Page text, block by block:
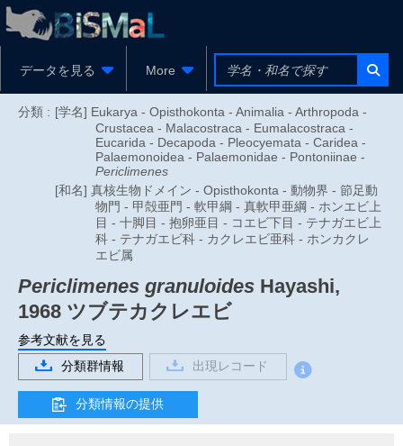
データを見る More
分類 : [学名] Eukarya - Opisthokonta - Animalia - Arthropoda -
Crustacea - Malacostraca - Eumalacostraca -
Eucarida - Decapoda - Pleocyemata - Caridea -
Palaemonoidea - Palaemonidae - Pontoniinae -
Periclimenes
[和名] 真核生物ドメイン - Opisthokonta - 動物界 - 節足動
物門 - 甲殻亜門 - 軟甲綱 - 真軟甲亜綱 - ホンエビ上
目 - 十脚目 - 抱卵亜目 - コエビ下目 - テナガエビ上
科 - テナガエビ科 - カクレエビ亜科 - ホンカクレ
エビ属
Periclimenes granuloides Hayashi,
1968 ツブテカクレエビ
参考文献を見る
分類群情報
出現レコード
分類情報の提供